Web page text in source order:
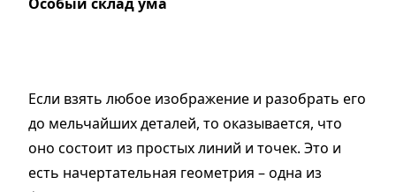
Если взять любое изображение и разобрать его
до мельчайших деталей, то оказывается, что
оно состоит из простых линий и точек. Это и
есть начертательная геометрия – одна из